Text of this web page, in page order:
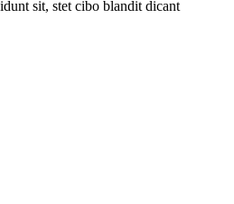
sit, stet cibo blandit dicant